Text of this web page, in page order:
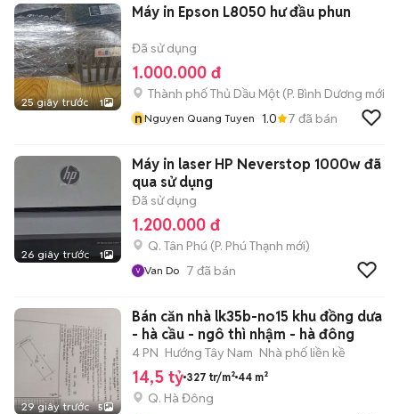
25 giây trước 1
Máy in Epson L8050 hư đầu phun
Đã sử dụng
1.000.000 đ
Thành phố Thủ Dầu Một (P. Bình Dương mới)
nNguyen Quang Tuyen 1.0 7 đã bán
26 giây trước 1
Máy in laser HP Neverstop 1000w đã
qua sử dụng
Đã sử dụng
1.200.000 đ
Q. Tân Phú (P. Phú Thạnh mới)
Van Do 7 đã bán
29 giây trước 5
Bán căn nhà lk35b-no15 khu đồng dưa
- hà cầu - ngô thì nhậm - hà đông
4 PN Hướng Tây Nam Nhà phố liền kề
14,5 tỷ 327 tr/m² 44 m²
Q. Hà Đông